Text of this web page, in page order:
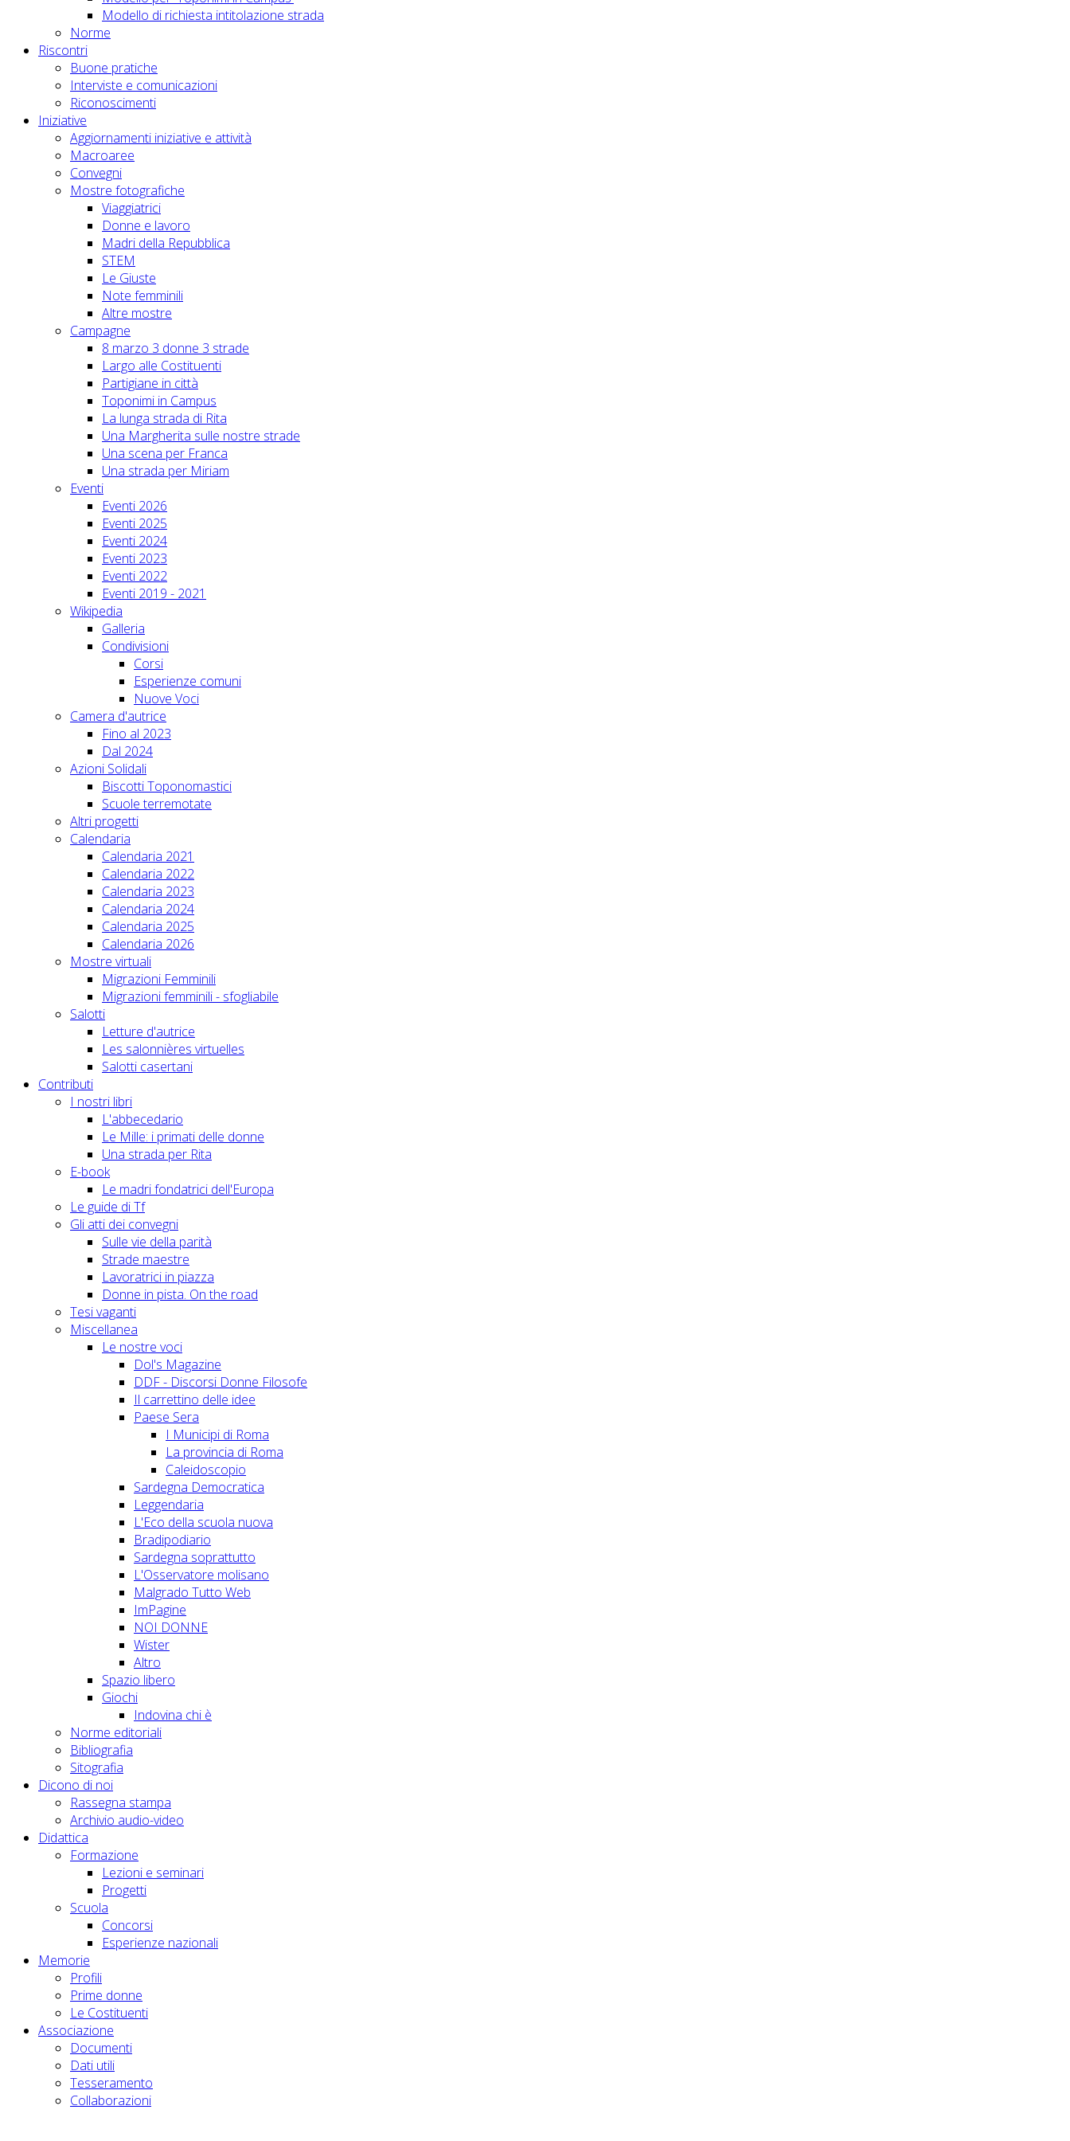
Modello di richiesta intitolazione strada
Norme
Riscontri
Buone pratiche
Interviste e comunicazioni
Riconoscimenti
Iniziative
Aggiornamenti iniziative e attività
Macroaree
Convegni
Mostre fotografiche
Viaggiatrici
Donne e lavoro
Madri della Repubblica
STEM
Le Giuste
Note femminili
Altre mostre
Campagne
8 marzo 3 donne 3 strade
Largo alle Costituenti
Partigiane in città
Toponimi in Campus
La lunga strada di Rita
Una Margherita sulle nostre strade
Una scena per Franca
Una strada per Miriam
Eventi
Eventi 2026
Eventi 2025
Eventi 2024
Eventi 2023
Eventi 2022
Eventi 2019 - 2021
Wikipedia
Galleria
Condivisioni
Corsi
Esperienze comuni
Nuove Voci
Camera d'autrice
Fino al 2023
Dal 2024
Azioni Solidali
Biscotti Toponomastici
Scuole terremotate
Altri progetti
Calendaria
Calendaria 2021
Calendaria 2022
Calendaria 2023
Calendaria 2024
Calendaria 2025
Calendaria 2026
Mostre virtuali
Migrazioni Femminili
Migrazioni femminili - sfogliabile
Salotti
Letture d'autrice
Les salonnières virtuelles
Salotti casertani
Contributi
I nostri libri
L'abbecedario
Le Mille: i primati delle donne
Una strada per Rita
E-book
Le madri fondatrici dell'Europa
Le guide di Tf
Gli atti dei convegni
Sulle vie della parità
Strade maestre
Lavoratrici in piazza
Donne in pista. On the road
Tesi vaganti
Miscellanea
Le nostre voci
Dol's Magazine
DDF - Discorsi Donne Filosofe
Il carrettino delle idee
Paese Sera
I Municipi di Roma
La provincia di Roma
Caleidoscopio
Sardegna Democratica
Leggendaria
L'Eco della scuola nuova
Bradipodiario
Sardegna soprattutto
L'Osservatore molisano
Malgrado Tutto Web
ImPagine
NOI DONNE
Wister
Altro
Spazio libero
Giochi
Indovina chi è
Norme editoriali
Bibliografia
Sitografia
Dicono di noi
Rassegna stampa
Archivio audio-video
Didattica
Formazione
Lezioni e seminari
Progetti
Scuola
Concorsi
Esperienze nazionali
Memorie
Profili
Prime donne
Le Costituenti
Associazione
Documenti
Dati utili
Tesseramento
Collaborazioni